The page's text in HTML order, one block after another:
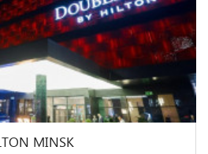
MINSK